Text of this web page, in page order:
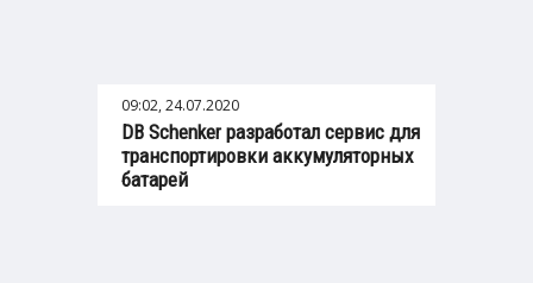
09:02, 24.07.2020
DB Schenker разработал сервис для
транспортировки аккумуляторных
батарей